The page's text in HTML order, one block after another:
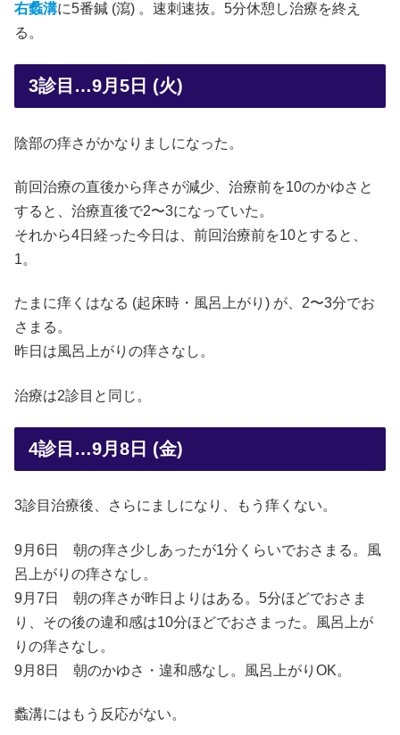
右蠡溝に5番鍼 (瀉) 。速刺速抜。5分休憩し治療を終え
る。
3診目…9月5日 (火)
陰部の痒さがかなりましになった。
前回治療の直後から痒さが減少、治療前を10のかゆさと
すると、治療直後で2〜3になっていた。
それから4日経った今日は、前回治療前を10とすると、
1。
たまに痒くはなる (起床時・風呂上がり) が、2〜3分でお
さまる。
昨日は風呂上がりの痒さなし。
治療は2診目と同じ。
4診目…9月8日 (金)
3診目治療後、さらにましになり、もう痒くない。
9月6日 朝の痒さ少しあったが1分くらいでおさまる。風
呂上がりの痒さなし。
9月7日 朝の痒さが昨日よりはある。5分ほどでおさま
り、その後の違和感は10分ほどでおさまった。風呂上が
りの痒さなし。
9月8日 朝のかゆさ・違和感なし。風呂上がりOK。
蠡溝にはもう反応がない。